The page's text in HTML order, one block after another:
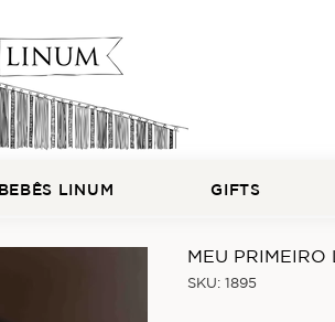
BEBÊS LINUM GIFTS
MEU
SKU: 1895